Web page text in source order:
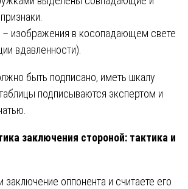
изображения в косопадающем свете
вдавленности).
быть подписано, иметь шкалу
подписываются экспертом и
заключения стороной: тактика и
заключение оппонента и считаете его